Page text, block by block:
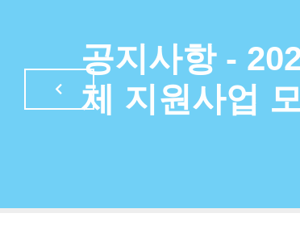
공지사항 -
체 지원사업